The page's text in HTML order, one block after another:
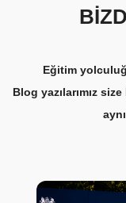
Eğitim
Blog yazılarımız